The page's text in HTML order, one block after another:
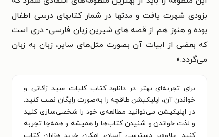
بزودی شهرت یافت و مدتها در شمار کتابهای درسی اطفال
بوده و هنوز هم از قصه های شیرین زبان فارسی- دری است
که بعضی از ابیات آن بصورت مثل‌های سایر، زبان به زبان
می‌گردد.»
برای تجربه‌ای بهتر در دانلود کتاب کلیات عبید زاکانی و
خواندن آن، اپلیکیشن طاقچه را به‌صورت رایگان نصب کنید.
در اپلیکیشن می‌توانید مطالعه‌ی خود را شخصی‌سازی کنید
و لذت خواندن و شنیدن کتاب‌ها را همیشه و همه‌جا تجربه
کنید. علاوه‌بر دسترسی آسان، امکان خرید هزاران کتاب